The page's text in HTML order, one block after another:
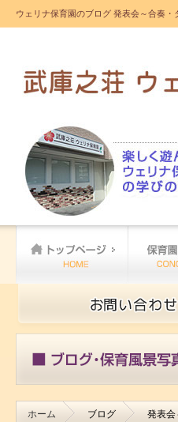
ウェリナ保育園のブログ 発表会～合奏・
ホーム ブログ 発表会